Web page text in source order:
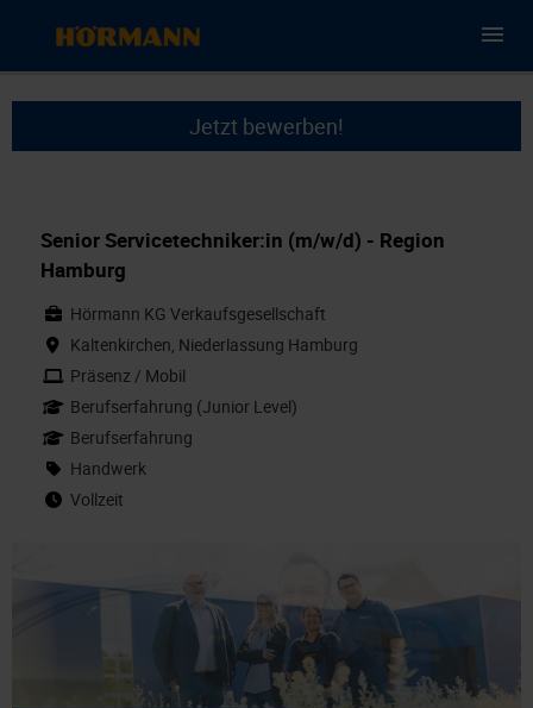
Jetzt bewerben!
Senior Servicetechniker:in (m/w/d) - Region
Hamburg
Hörmann KG Verkaufsgesellschaft
Kaltenkirchen, Niederlassung Hamburg
Präsenz / Mobil
Berufserfahrung (Junior Level)
Berufserfahrung
Handwerk
Vollzeit